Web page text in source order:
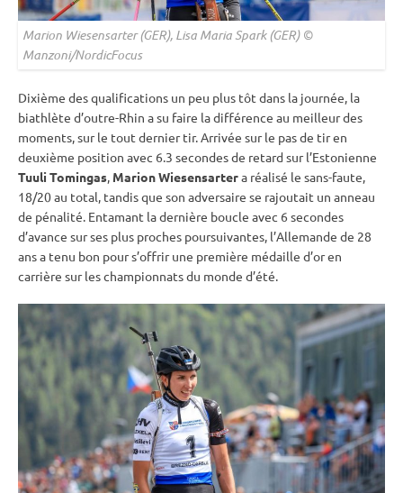
Marion Wiesensarter (GER), Lisa Maria Spark (GER) ©
Manzoni/NordicFocus
Dixième des qualifications un peu plus tôt dans la journée, la
biathlète d’outre-Rhin a su faire la différence au meilleur des
moments, sur le tout dernier tir. Arrivée sur le pas de tiren
deuxième position avec 6.3 secondes de retard sur l’Estonienne
Tuuli Tomingas, Marion Wiesensartera réalisé le sans-faute,
18/20 au total, tandis que son adversaire se rajoutait un anneau
de pénalité. Entamant la dernière boucle avec 6 secondes
d’avance sur ses plus proches poursuivantes, l’Allemande de 28
ans a tenu bon pour s’offrir une première médaille d’or en
carrière sur leschampionnats du monde d’été.